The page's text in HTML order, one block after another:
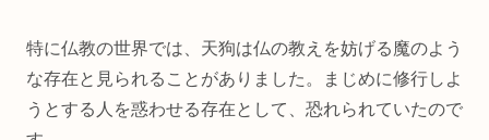
特に仏教の世界では、天狗は仏の教えを妨げる魔のよう
な存在と見られることがありました。まじめに修行しよ
うとする人を惑わせる存在として、恐れられていたので